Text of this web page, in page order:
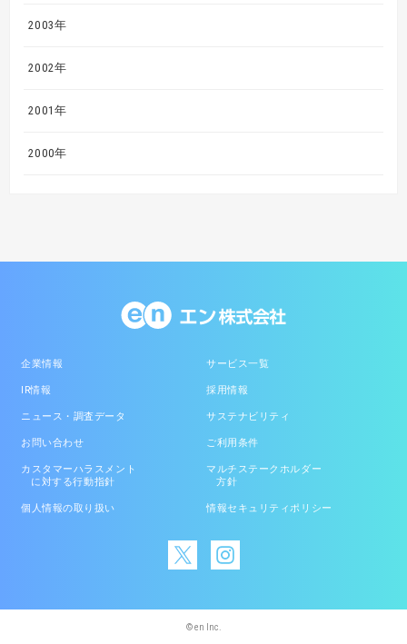
2003年
2002年
2001年
2000年
企業情報 サービス一覧
IR情報 採用情報
ニュース・調査データ サステナビリティ
お問い合わせ ご利用条件
カスタマーハラスメント
に対する行動指針
マルチステークホルダー
方針
個人情報の取り扱い 情報セキュリティポリシー
© en Inc.